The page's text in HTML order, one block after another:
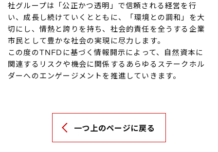
社グループは「公正かつ透明」で信頼される経営を行
い、成長し続けていくとともに、「環境との調和」を大
切にし、情熱と誇りを持ち、社会的責任を全うする企業
市民として豊かな社会の実現に尽力します。
この度のTNFDに基づく情報開示によって、自然資本に
関連するリスクや機会に関係するあらゆるステークホル
ダーへのエンゲージメントを推進していきます。
一つ上のページに戻る